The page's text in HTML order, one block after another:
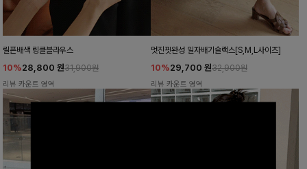
릴픈배색 링클블라우스
10%28,800 원31,900원
리뷰 카운트 영역
멋진핏완성 일자배기슬랙스[S,M,L사이즈]
10%29,700 원32,900원
리뷰 카운트 영역